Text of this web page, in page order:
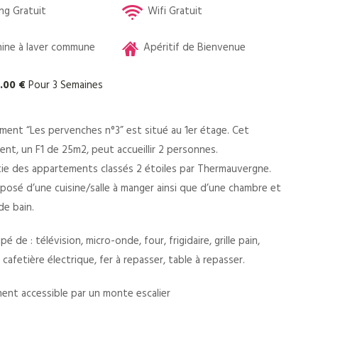
Gratuit Wifi Gratuit
à laver commune Apéritif de Bienvenue
€ Pour 3 Semaines
“Les pervenches n°3” est situé au 1er étage. Cet
un F1 de 25m2, peut accueillir 2 personnes.
des appartements classés 2 étoiles par Thermauvergne.
d’une cuisine/salle à manger ainsi que d’une chambre et
bain.
de : télévision, micro-onde, four, frigidaire, grille pain,
électrique, fer à repasser, table à repasser.
accessible par un monte escalier